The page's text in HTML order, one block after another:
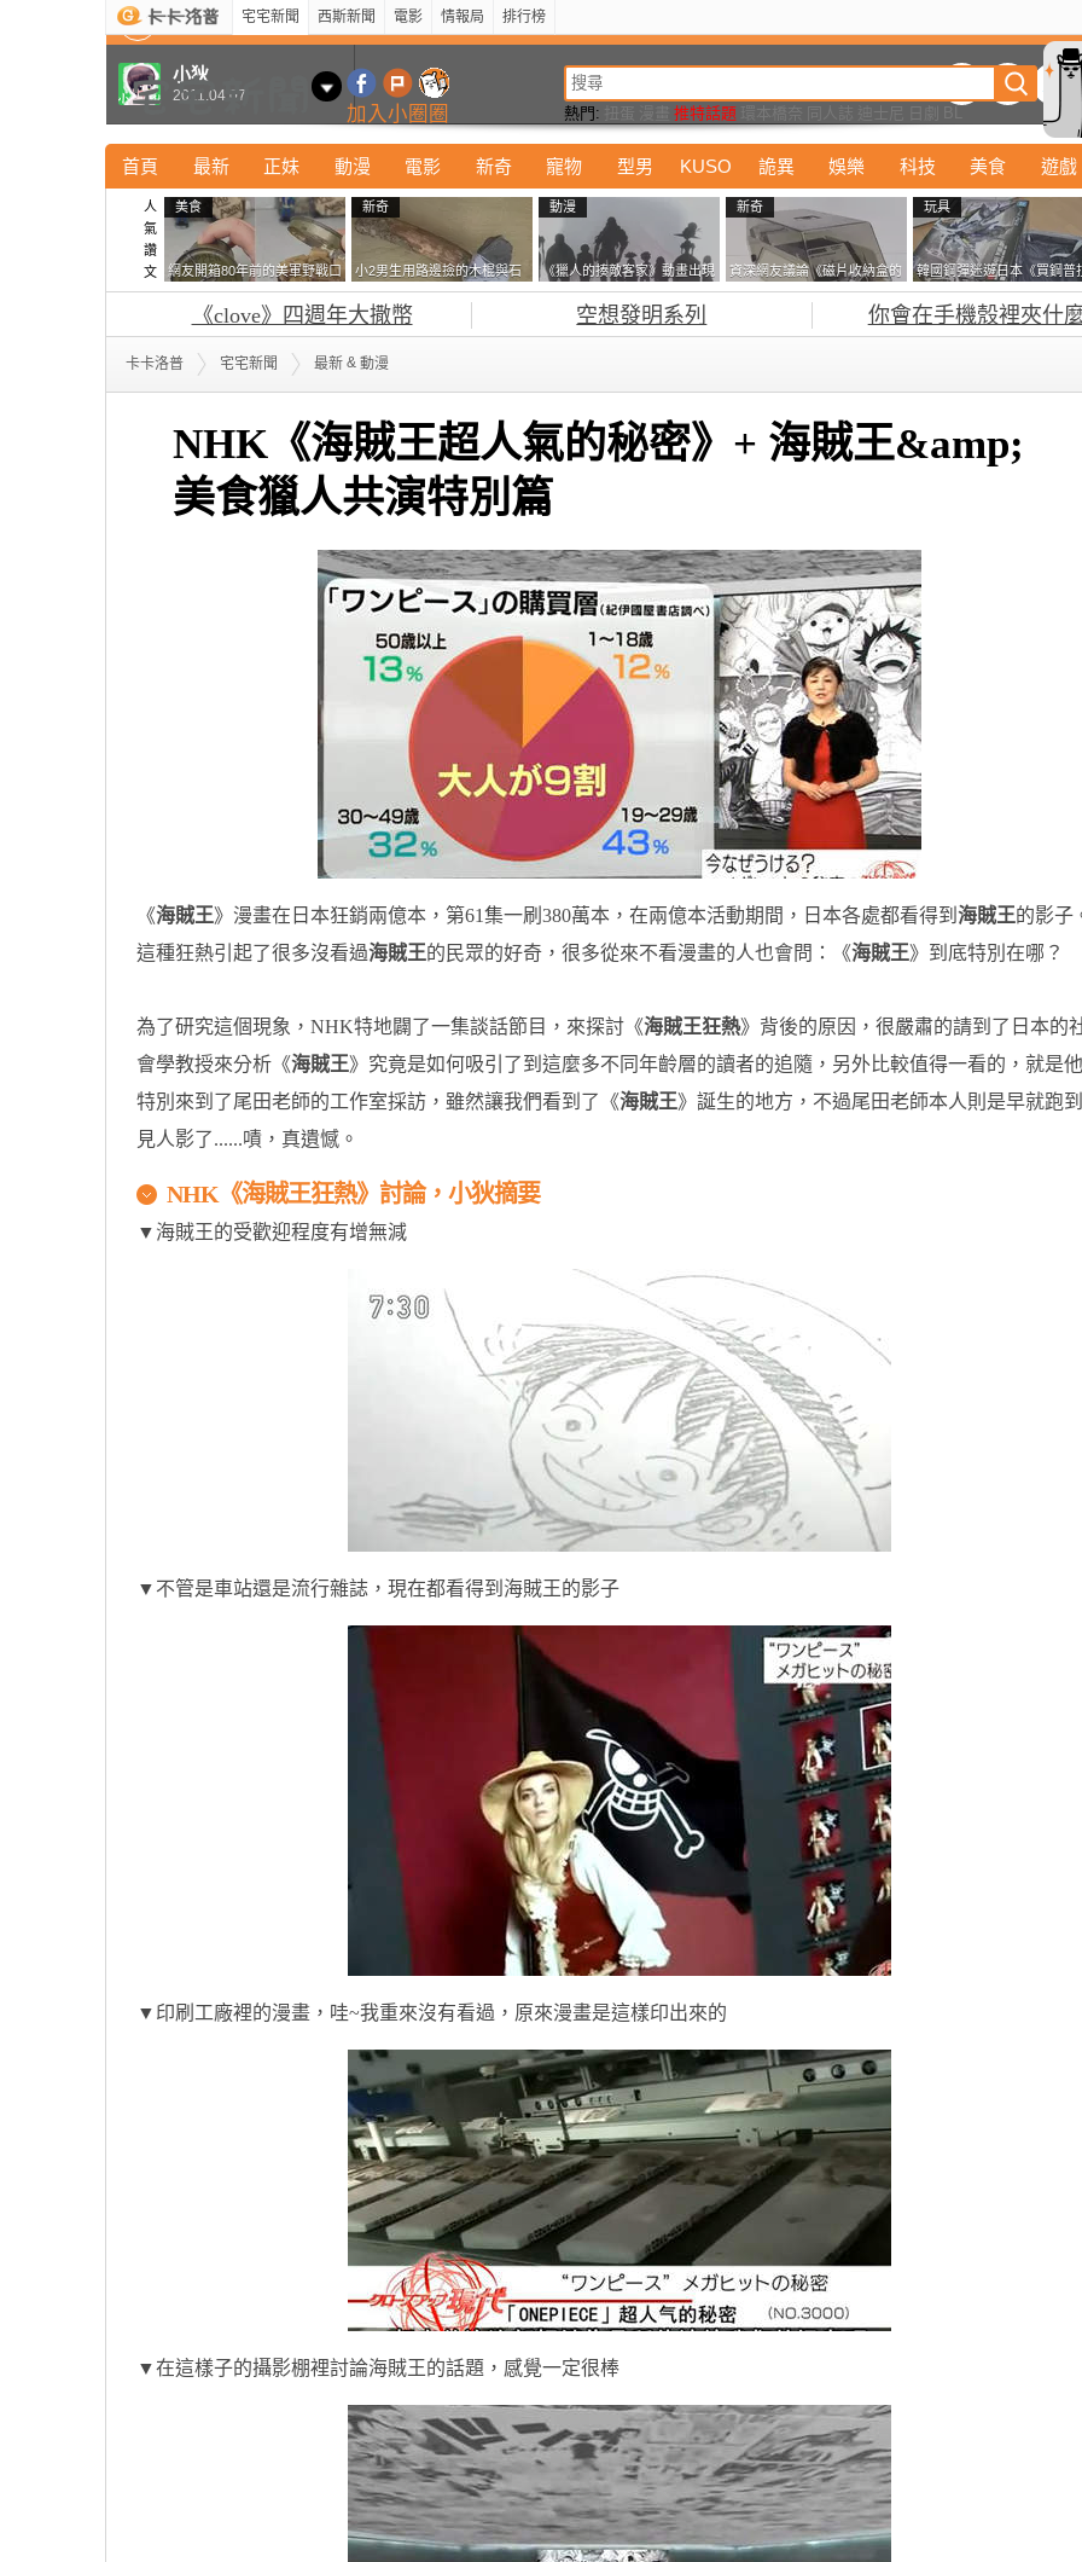
宅宅新聞 西斯新聞 電影 情報局 排行榜
加入小圈圈 熱門: 推特話題
首頁 最新 正妹 動漫 電影 新奇 寵物 型男 KUSO 詭異 娛樂 科技 美食 遊戲
人
氣
讚
文
美食
網友開箱80年前的美軍野戰口
糧 罐頭本身保存良好，但裡
面的味道...
新奇
小2男生用路邊撿的木棍與石
頭做成了《石斧》馬麻打開書
包嚇一跳怎麼會有這種東
西！？
動漫
《獵人的揍敵客家》動畫出現
的這個剪影是誰？你是不是忘
記還有這號人物了
新奇
資深網友議論《磁片收納盒的
鎖有什麼用》想偷的話整盒拿
玩具
韓國鋼彈迷遊日本《買鋼普
塞不進行李箱》網友們集思
益提供解方了……
《clove》四週年大撒幣 空想發明系列 你會在手機殼裡夾什
卡卡洛普 宅宅新聞 最新 & 動漫
NHK《海賊王超人氣的秘密》+ 海賊王&amp;
美食獵人共演特別篇
最新 新奇 正妹 寵物 型男 Kuso 科技 動漫
小狄
2011.04.07
《海賊王》漫畫在日本狂銷兩億本，第61集一刷380萬本，在兩億本活動期間，日本各處都看得到 海賊王的影子
這種狂熱引起了很多沒看過海賊王的民眾的好奇，很多從來不看漫畫的人也會問：《海賊王》到底特別在哪？
為了研究這個現象，NHK特地闢了一集談話節目，來探討《海賊王狂熱》背後的原因，很嚴肅的請到了日本的
會學教授來分析《海賊王》究竟是如何吸引了到這麼多不同年齡層的讀者的追隨，另外比較值得一看的，就是
特別來到了尾田老師的工作室採訪，雖然讓我們看到了《海賊王》誕生的地方，不過尾田老師本人則是早就跑
見人影了......嘖，真遺憾。
NHK《海賊王狂熱》討論，小狄摘要
▼海賊王的受歡迎程度有增無減
▼不管是車站還是流行雜誌，現在都看得到海賊王的影子
▼印刷工廠裡的漫畫，哇~我重來沒有看過，原來漫畫是這樣印出來的
▼在這樣子的攝影棚裡討論海賊王的話題，感覺一定很棒